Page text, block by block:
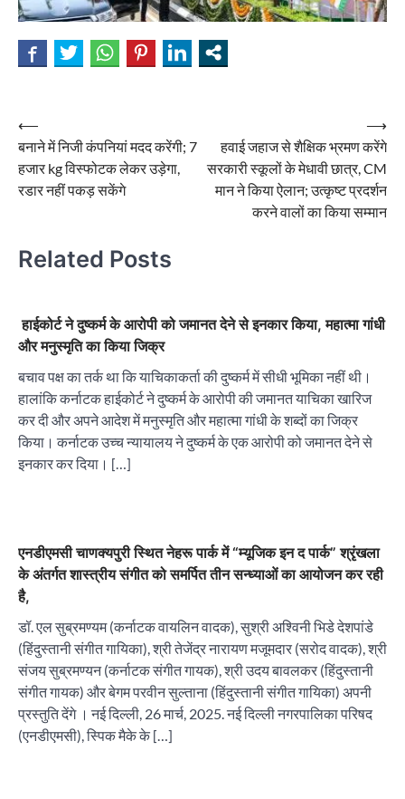
Post
navigation
⟵
बनाने में निजी कंपनियां मदद करेंगी; 7
हजार kg विस्फोटक लेकर उड़ेगा,
रडार नहीं पकड़ सकेंगे
हवाई जहाज से शैक्षिक भ्रमण करेंगे
सरकारी स्कूलों के मेधावी छात्र, CM
मान ने किया ऐलान; उत्कृष्ट प्रदर्शन
करने वालों का किया सम्मान
⟶
Related Posts
हाईकोर्ट ने दुष्कर्म के आरोपी को जमानत देने से इनकार किया, महात्मा गांधी
और मनुस्मृति का किया जिक्र
बचाव पक्ष का तर्क था कि याचिकाकर्ता की दुष्कर्म में सीधी भूमिका नहीं थी।
हालांकि कर्नाटक हाईकोर्ट ने दुष्कर्म के आरोपी की जमानत याचिका खारिज
कर दी और अपने आदेश में मनुस्मृति और महात्मा गांधी के शब्दों का जिक्र
किया। कर्नाटक उच्च न्यायालय ने दुष्कर्म के एक आरोपी को जमानत देने से
इनकार कर दिया। […]
एनडीएमसी चाणक्यपुरी स्थित नेहरू पार्क में “म्यूजिक इन द पार्क” श्रृंखला
के अंतर्गत शास्त्रीय संगीत को समर्पित तीन सन्ध्याओं का आयोजन कर रही
है,
डॉ. एल सुब्रमण्यम (कर्नाटक वायलिन वादक), सुश्री अश्विनी भिडे देशपांडे
(हिंदुस्तानी संगीत गायिका), श्री तेजेंद्र नारायण मजूमदार (सरोद वादक), श्री
संजय सुब्रमण्यन (कर्नाटक संगीत गायक), श्री उदय बावलकर (हिंदुस्तानी
संगीत गायक) और बेगम परवीन सुल्ताना (हिंदुस्तानी संगीत गायिका) अपनी
प्रस्तुति देंगे । नई दिल्ली, 26 मार्च, 2025. नई दिल्ली नगरपालिका परिषद
(एनडीएमसी), स्पिक मैके के […]